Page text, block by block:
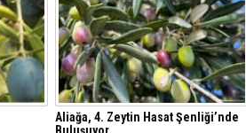
Aliağa, 4. Zeytin Hasat Şenliği’nde